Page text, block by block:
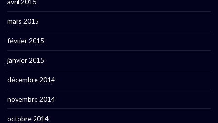
avril 2015
mars 2015
février 2015
janvier 2015
décembre 2014
novembre 2014
octobre 2014